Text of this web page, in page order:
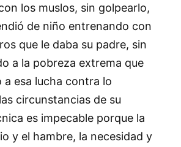
los muslos, sin golpearlo,
de niño entrenando con
que le daba su padre, sin
a la pobreza extrema que
esa lucha contra lo
circunstancias de su
es impecable porque la
y el hambre, la necesidad y